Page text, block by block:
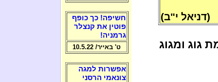
(דניאל י"ב)
גוג ומגוג
חשיפה! כך כופף
פוטין את קנצלר
גרמניה!
ט' באייר/ 10.5.22
אפשרות למגה
צונאמי הרסני